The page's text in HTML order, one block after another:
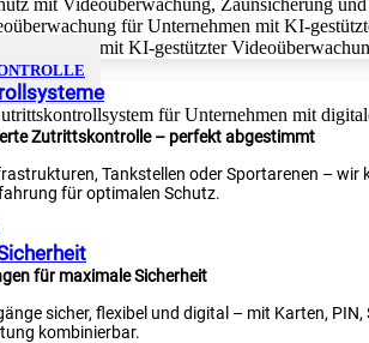
Zutrittskontrolle – perfekt abgestimmt
Tankstellen oder Sportarenen – wir
für optimalen Schutz.
für maximale Sicherheit
sicher, flexibel und digital – mit Karten,
kombinierbar.